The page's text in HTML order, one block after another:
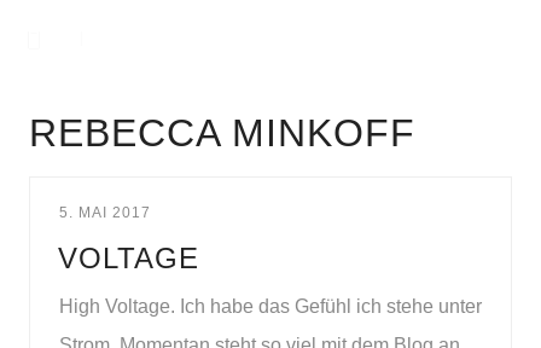
REBECCA MINKOFF
5. MAI 2017
VOLTAGE
High Voltage. Ich habe das Gefühl ich stehe unter